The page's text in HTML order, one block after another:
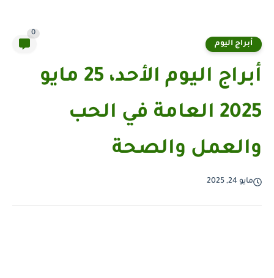
أبراج اليوم
0
أبراج اليوم الأحد، 25 مايو
2025 العامة في الحب
والعمل والصحة
مايو 24, 2025